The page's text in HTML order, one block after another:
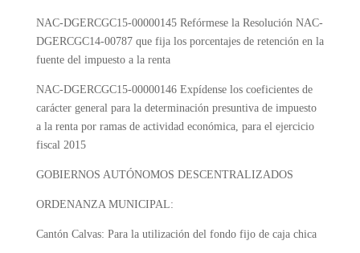
NAC-DGERCGC15-00000145Refórmese la Resolución NAC-
DGERCGC14-00787 que fija los porcentajes de retención en la
fuente del impuesto a la renta
NAC-DGERCGC15-00000146Expídense los coeficientes de
carácter general para la determinación presuntiva de impuesto
a la renta por ramas de actividad económica, para el ejercicio
fiscal 2015
GOBIERNOS AUTÓNOMOS DESCENTRALIZADOS
ORDENANZA MUNICIPAL:
Cantón Calvas: Para la utilización del fondo fijo de caja chica